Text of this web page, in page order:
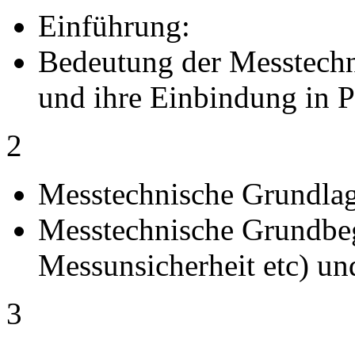
Einführung:
Bedeutung der
und ihre Einbindung in
2
Messtechnische
Messtechnische
Messunsicherheit etc)
3